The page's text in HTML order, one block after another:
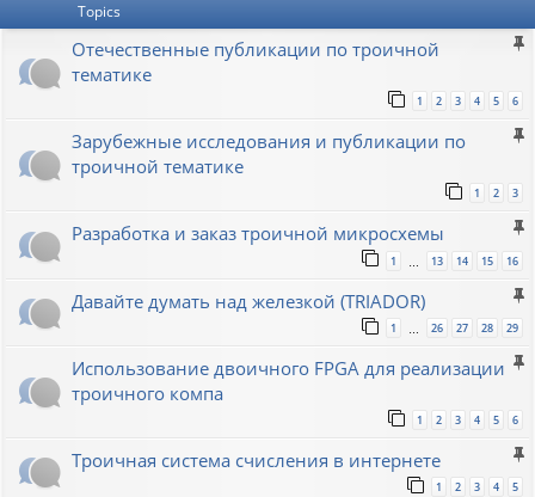
Topics
Отечественные публикации по троичной
тематике
1 2 3 4 5 6
Зарубежные исследования и публикации по
троичной тематике
1 2 3
Разработка и заказ троичной микросхемы
1 13 14 15 16
Давайте думать над железкой (TRIADOR)
1 26 27 28 29
Использование двоичного FPGA для реализации
троичного компа
1 2 3 4 5 6
Троичная система счисления в интернете
1 2 3 4 5